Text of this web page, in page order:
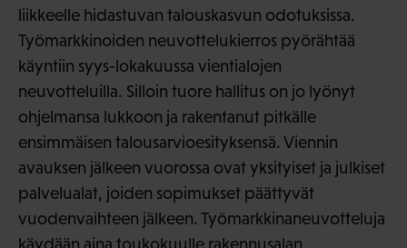
liikkeelle hidastuvan talouskasvun odotuksissa.
Työmarkkinoiden neuvottelukierros pyörähtää
käyntiin syys-lokakuussa vientialojen
neuvotteluilla. Silloin tuore hallitus on jo lyönyt
ohjelmansa lukkoon ja rakentanut pitkälle
ensimmäisen talousarvioesityksensä. Viennin
avauksen jälkeen vuorossa ovat yksityiset ja julkiset
palvelualat, joiden sopimukset päättyvät
vuodenvaihteen jälkeen. Työmarkkinaneuvotteluja
käydään aina toukokuulle rakennusalan